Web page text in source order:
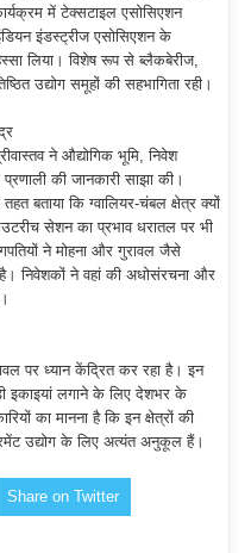
में टेक्सटाइल एसोसिएशन
इंडस्ट्रीज एसोसिएशन के
लिया। विशेष रूप से ब्लैकबेरीज,
उद्योग समूहों की सहभागिता रही।
ने औद्योगिक भूमि, निवेश
की जानकारी साझा की।
बताया कि ग्वालियर-चंबल क्षेत्र क्यों
सेशन का प्रभाव धरातल पर भी
ने मोहना और गुरावल जैसे
है। निवेशकों ने वहां की अधोसंरचना और
पर ध्यान केंद्रित कर रहा है। इन
इकाइयां लगाने के लिए देशभर के
का मानना है कि इन क्षेत्रों की
उद्योग के लिए अत्यंत अनुकूल हैं।
Share on Twitter